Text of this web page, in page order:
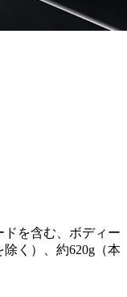
ドを含む、ボディー
く）、約620g（本